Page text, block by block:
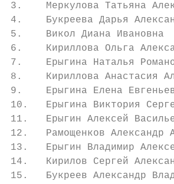
3.    Меркулова Татьяна
4.    Букреева Дарья
5.    Викол Диана Ивановна
6.    Кириллова Ольга
7.    Ерыгина Наталья
8.    Кириллова Анастасия
9.    Ерыгина Елена
10.   Ерыгина Виктория
11.   Ерыгин Алексей
12.   Рамощенков Александр
13.   Ерыгин Владимир
14.   Кирилов Сергей
15.   Букреев Александр